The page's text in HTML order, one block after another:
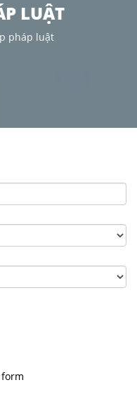
LUẬT
pháp luật